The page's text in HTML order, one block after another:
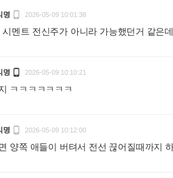
명  2026-05-09 10:01:38
시멘트 전신주가 아니라 가능했던거 같은
명  2026-05-09 10:10:21
ㅋㅋㅋㅋㅋㅋㅋ
명  2026-05-09 10:12:00
양쪽 애들이 버텨서 전선 끊어질때까지